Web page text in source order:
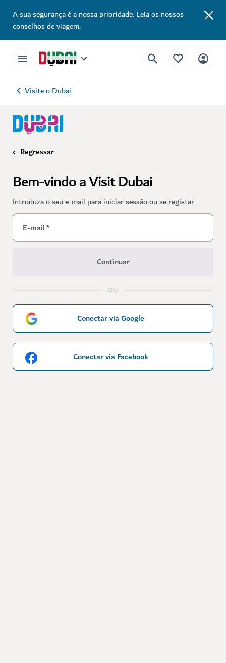
A sua segurança é a nossa prioridade.Leia os nossos
conselhos de viagem.
Visite o Dubai
Regressar
Bem-vindo a Visit Dubai
Introduza o seu e-mail para iniciar sessão ou se registar
E-mail*
Continuar
OU
Conectar via Google
Conectar via Facebook